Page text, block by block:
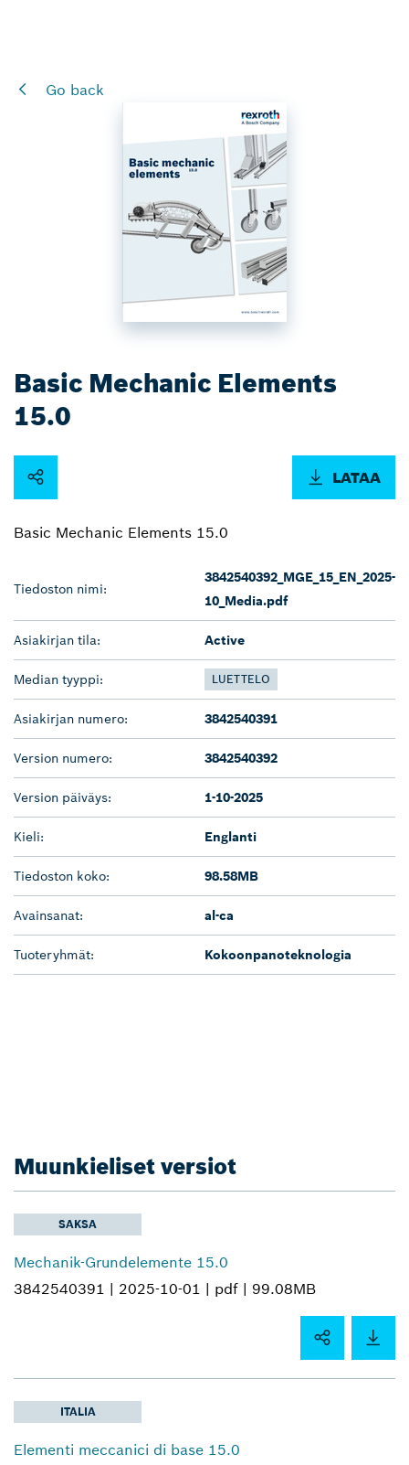
Go back
Basic Mechanic Elements
15.0
LATAA
Basic Mechanic Elements 15.0
Tiedoston nimi:
3842540392_MGE_15_EN_2025-
10_Media.pdf
Asiakirjan tila: Active
Median tyyppi: LUETTELO
Asiakirjan numero: 3842540391
Version numero: 3842540392
Version päiväys: 1-10-2025
Kieli: Englanti
Tiedoston koko: 98.58MB
Avainsanat: al-ca
Tuoteryhmät: Kokoonpanoteknologia
Muunkieliset versiot
SAKSA
Mechanik-Grundelemente 15.0
3842540391 | 2025-10-01 | pdf | 99.08MB
ITALIA
Elementi meccanici di base 15.0